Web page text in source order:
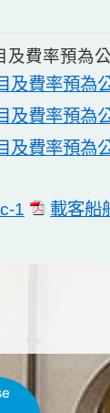
費率預為
及費率預為
及費率預為
及費率預為
1 載客船